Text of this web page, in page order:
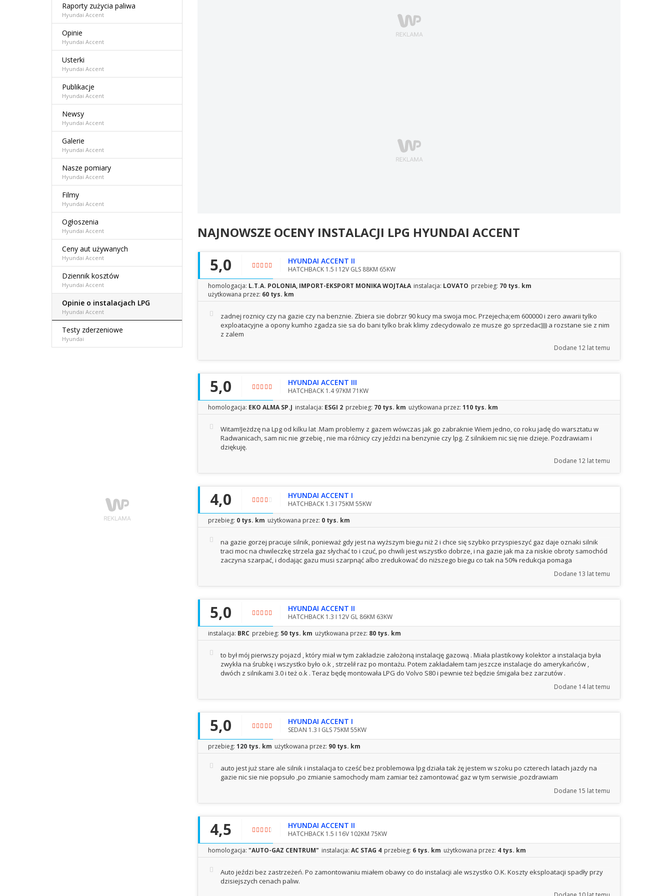
NAJNOWSZE OCENY INSTALACJI LPG HYUNDAI ACCENT
5,0 HYUNDAI ACCENT II
HATCHBACK 1.5 I 12V GLS 88KM 65KW
homologacja: L.T.A. POLONIA, IMPORT-EKSPORT MONIKA WOJTAŁA instalacja: LOVATO przebieg: 70 tys. km
użytkowana przez: 60 tys. km
zadnej roznicy czy na gazie czy na benznie. Zbiera sie dobrzr 90 kucy ma swoja moc. Przejecha;em 600000 i zero awarii tylko
exploatacyjne a opony kumho zgadza sie sa do bani tylko brak klimy zdecydowalo ze musze go sprzedac)))) a rozstane sie z nim
z zalem
Dodane 12 lat temu
5,0 HYUNDAI ACCENT III
HATCHBACK 1.4 97KM 71KW
homologacja: EKO ALMA SP.J instalacja: ESGI 2 przebieg: 70 tys. km użytkowana przez: 110 tys. km
Witam!Jeżdzę na Lpg od kilku lat .Mam problemy z gazem wówczas jak go zabraknie Wiem jedno, co roku jadę do warsztatu w
Radwanicach, sam nic nie grzebię , nie ma różnicy czy jeździ na benzynie czy lpg. Z silnikiem nic się nie dzieje. Pozdrawiam i
dziękuję.
Dodane 12 lat temu
4,0 HYUNDAI ACCENT I
HATCHBACK 1.3 I 75KM 55KW
przebieg: 0 tys. km użytkowana przez: 0 tys. km
na gazie gorzej pracuje silnik, ponieważ gdy jest na wyższym biegu niż 2 i chce się szybko przyspieszyć gaz daje oznaki silnik
traci moc na chwileczkę strzela gaz słychać to i czuć, po chwili jest wszystko dobrze, i na gazie jak ma za niskie obroty samochód
zaczyna szarpać, i dodając gazu musi szarpnąć albo zredukować do niższego biegu co tak na 50% redukcja pomaga
Dodane 13 lat temu
5,0 HYUNDAI ACCENT II
HATCHBACK 1.3 I 12V GL 86KM 63KW
instalacja: BRC przebieg: 50 tys. km użytkowana przez: 80 tys. km
to był mój pierwszy pojazd , który miał w tym zakładzie założoną instalację gazową . Miała plastikowy kolektor a instalacja była
zwykła na śrubkę i wszystko było o.k , strzelił raz po montażu. Potem zakładałem tam jeszcze instalacje do amerykańców ,
dwóch z silnikami 3.0 i też o.k . Teraz będę montowała LPG do Volvo S80 i pewnie też będzie śmigała bez zarzutów .
Dodane 14 lat temu
5,0 HYUNDAI ACCENT I
SEDAN 1.3 I GLS 75KM 55KW
przebieg: 120 tys. km użytkowana przez: 90 tys. km
auto jest już stare ale silnik i instalacja to cześć bez problemowa lpg działa tak żę jestem w szoku po czterech latach jazdy na
gazie nic sie nie popsuło ,po zmianie samochody mam zamiar też zamontować gaz w tym serwisie ,pozdrawiam
Dodane 15 lat temu
4,5 HYUNDAI ACCENT II
HATCHBACK 1.5 I 16V 102KM 75KW
homologacja: "AUTO-GAZ CENTRUM" instalacja: AC STAG 4 przebieg: 6 tys. km użytkowana przez: 4 tys. km
Auto jeździ bez zastrzeżeń. Po zamontowaniu miałem obawy co do instalacji ale wszystko O.K. Koszty eksploatacji spadły przy
dzisiejszych cenach paliw.
Raporty zużycia paliwa
Hyundai Accent
Opinie
Hyundai Accent
Usterki
Hyundai Accent
Publikacje
Hyundai Accent
Newsy
Hyundai Accent
Galerie
Hyundai Accent
Nasze pomiary
Hyundai Accent
Filmy
Hyundai Accent
Ogłoszenia
Hyundai Accent
Ceny aut używanych
Hyundai Accent
Dziennik kosztów
Hyundai Accent
Opinie o instalacjach LPG
Hyundai Accent
Testy zderzeniowe
Hyundai